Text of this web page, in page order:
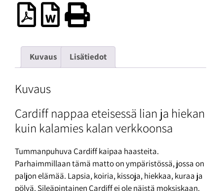
Kuvaus Lisätiedot
Kuvaus
Cardiff nappaa eteisessä lian ja hiekan
kuin kalamies kalan verkkoonsa
Tummanpuhuva Cardiff kaipaa haasteita.
Parhaimmillaan tämä matto on ympäristössä, jossa on
paljon elämää. Lapsia, koiria, kissoja, hiekkaa, kuraa ja
pölyä. Sileäpintainen Cardiff ei ole näistä moksiskaan.